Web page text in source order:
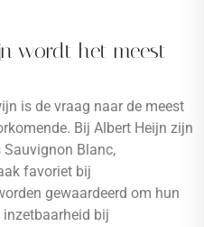
wordt het meest
is de vraag naar de meest
Bij Albert Heijn zijn
Blanc,
favoriet bij
gewaardeerd om hun
bij